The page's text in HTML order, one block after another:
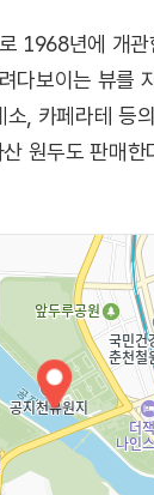
1968년에 개
다보이는 뷰를
, 카페라테 등
원두도 판매한